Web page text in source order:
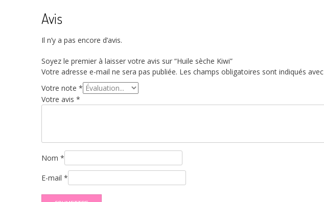
Avis
Il n’y a pas encore d’avis.
Soyez le premier à laisser votre avis sur “Huile sèche Kiwi”
Votre adresse e-mail ne sera pas publiée. Les champs obligatoires sont indiqués avec
Votre note *
Votre avis *
Nom *
E-mail *